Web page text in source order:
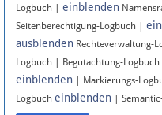
Instagram
Anmelden
Logbuch | einblenden
Seitenberechtigung-Logbuch |
ausblenden Rechteverwaltung-
Logbuch | Begutachtung-Logbuch
einblenden | Markierungs-
Logbuch einblenden |